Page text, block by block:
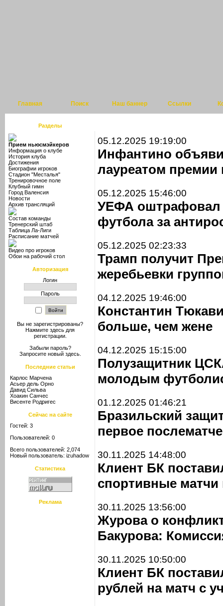
Главная Поиск Наш баннер Ссылки
Разделы
Прием ньюсмэйкеров
Информация о клубе
История клуба
Достижения
Биографии игроков
Стадион "Месталья"
Тренировочное поле
Клубный гимн
Город Валенсия
Новости
Архив трансляций
Состав команды
Тренерский штаб
Таблица Ла-Лиги
Расписание матчей
Видео про игроков
Обои на рабочий стол
Авторизация
Логин
Пароль
Вы не зарегистрированы?
Нажмите здесь для
регистрации.
Забыли пароль?
Запросите новый здесь.
Последние статьи
Карлос Марчена
Асьер дель Орно
Давид Сильва
Хоакин Санчес
Висенте Родригес
Сейчас на сайте
Гостей: 3
Пользователей: 0
Всего пользователей: 2,074
Новый пользователь: izuhadow
Статистика
Реклама
05.12.2025 19:19:00
Инфантино
лауреатом
05.12.2025 15:46:00
УЕФА оштрафовал
футбола за
05.12.2025 02:23:33
Трамп получит
жеребьевки
04.12.2025 19:46:00
Константин
больше, чем жене
04.12.2025 15:15:00
Полузащитник
молодым
01.12.2025 01:46:21
Бразильский
первое
30.11.2025 14:48:00
Клиент БК
спортивные
30.11.2025 13:56:00
Журова о
Бакурова:
30.11.2025 10:50:00
Клиент БК
рублей на матч с